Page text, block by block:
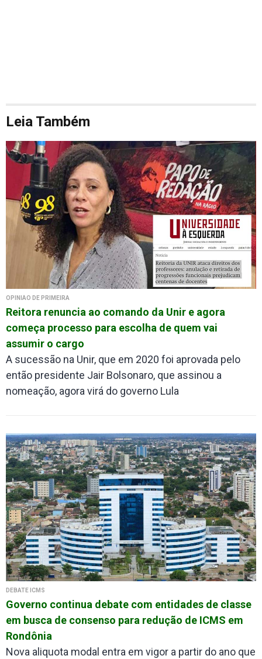
Leia Também
OPINIÃO DE PRIMEIRA
Reitora renuncia ao comando da Unir e agora
começa processo para escolha de quem vai
assumir o cargo
A sucessão na Unir, que em 2020 foi aprovada pelo
então presidente Jair Bolsonaro, que assinou a
nomeação, agora virá do governo Lula
DEBATE ICMS
Governo continua debate com entidades de classe
em busca de consenso para redução de ICMS em
Rondônia
Nova aliquota modal entra em vigor a partir do ano que